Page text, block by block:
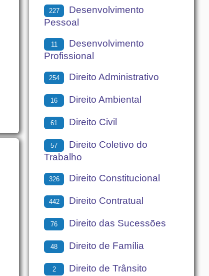
227
Desenvolvimento
Pessoal
11
Desenvolvimento
Profissional
254 Direito Administrativo
16 Direito Ambiental
61 Direito Civil
57
Direito Coletivo do
Trabalho
326 Direito Constitucional
442 Direito Contratual
76 Direito das Sucessões
48 Direito de Família
2 Direito de Trânsito